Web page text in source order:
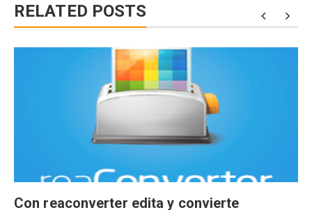
RELATED POSTS
Con reaconverter edita y convierte